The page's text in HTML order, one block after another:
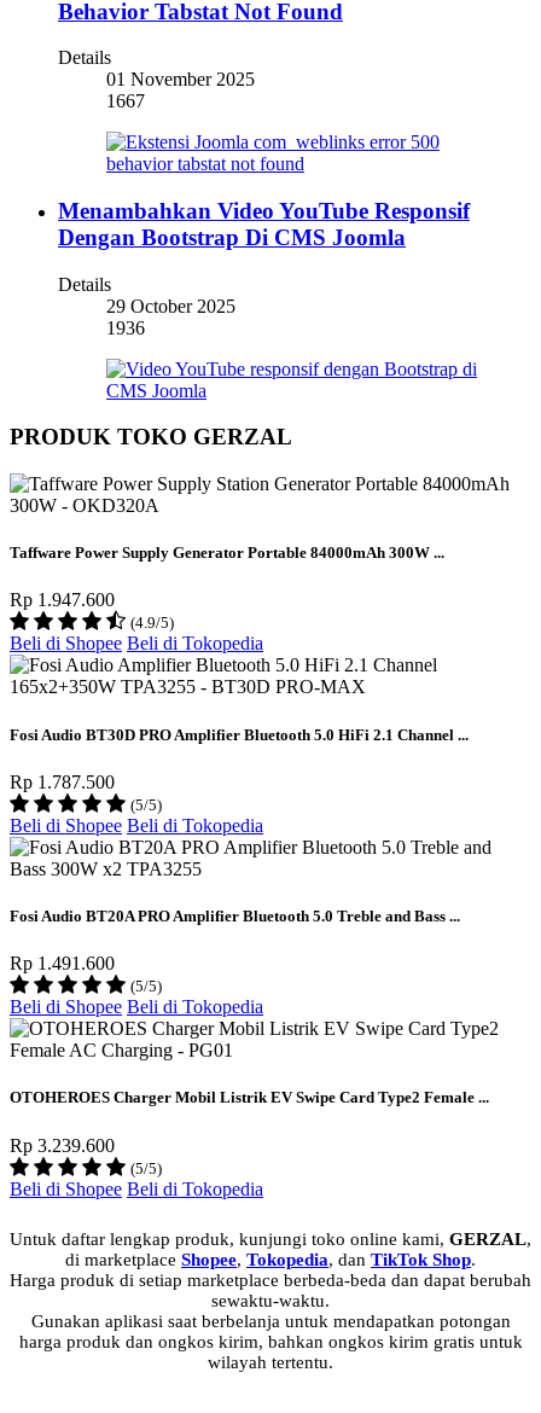
Behavior Tabstat Not Found
Details
01 November 2025
1667
Menambahkan Video YouTube Responsif
Dengan Bootstrap Di CMS Joomla
Details
29 October 2025
1936
PRODUK TOKO GERZAL
Taffware Power Supply Generator Portable 84000mAh 300W ...
Rp 1.947.600
(4.9/5)
Beli di Shopee Beli di Tokopedia
Fosi Audio BT30D PRO Amplifier Bluetooth 5.0 HiFi 2.1 Channel ...
Rp 1.787.500
(5/5)
Beli di Shopee Beli di Tokopedia
Fosi Audio BT20A PRO Amplifier Bluetooth 5.0 Treble and Bass ...
Rp 1.491.600
(5/5)
Beli di Shopee Beli di Tokopedia
OTOHEROES Charger Mobil Listrik EV Swipe Card Type2 Female ...
Rp 3.239.600
(5/5)
Beli di Shopee Beli di Tokopedia
Untuk daftar lengkap produk, kunjungi toko online kami, GERZAL,
di marketplace Shopee, Tokopedia, dan TikTok Shop.
Harga produk di setiap marketplace berbeda-beda dan dapat berubah
sewaktu-waktu.
Gunakan aplikasi saat berbelanja untuk mendapatkan potongan
harga produk dan ongkos kirim, bahkan ongkos kirim gratis untuk
wilayah tertentu.